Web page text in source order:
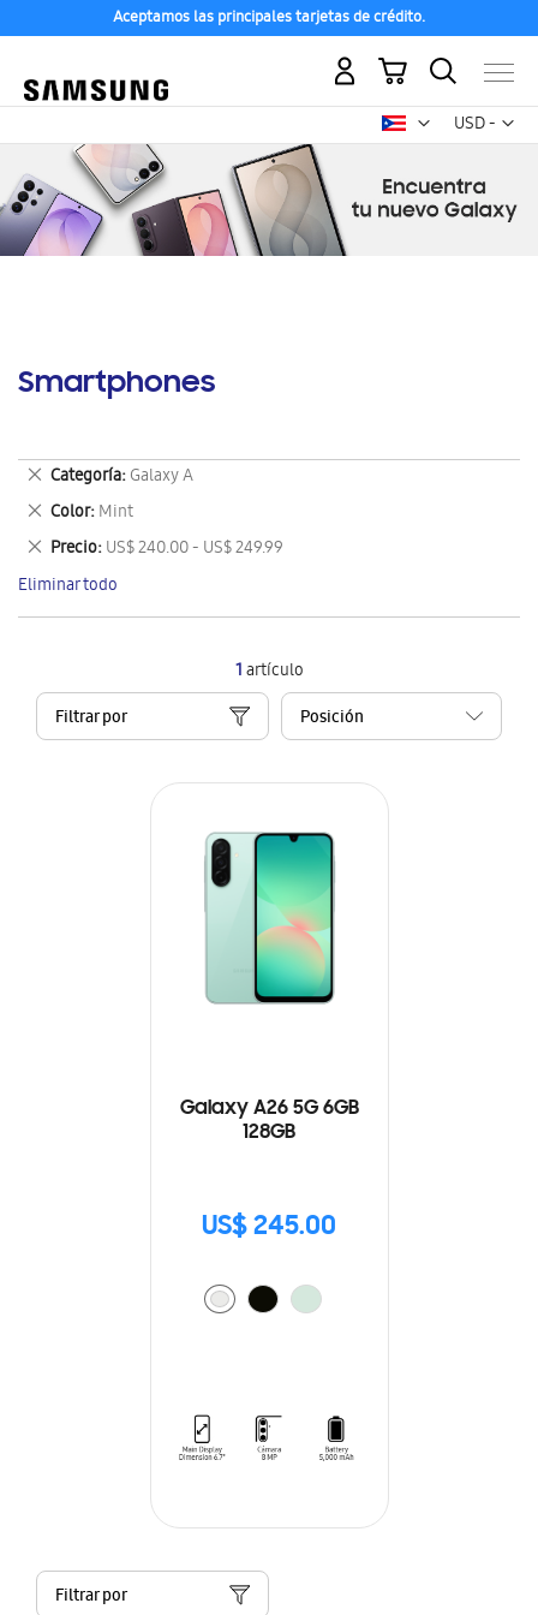
Aceptamos las principales tarjetas de crédito.
USD -
dólar
Mi carrito
Smartphones
1artículo
Filtrar por
Galaxy A26 5G 6GB
128GB
US$ 245.00
Filtrar por
Categoría Galaxy A
Eliminar
este
artículo
Color Mint
Eliminar
este
artículo
Precio US$ 240.00 - US$ 249.99
Eliminar
este
artículo
Eliminar todo